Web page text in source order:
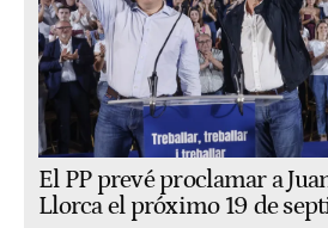
El PP prevé proclamar a
Llorca el próximo 19 de